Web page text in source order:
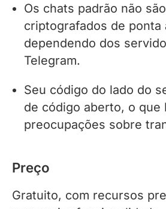
Os chats padrão não são
criptografados de ponta
dependendo dos
Telegram.
Seu código do lado do
de código aberto, o que
preocupações sobre
Preço
Gratuito, com recursos